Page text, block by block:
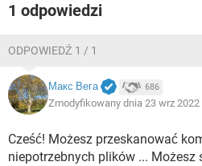
1 odpowiedzi
ODPOWIEDŹ 1 / 1
Макс Вега 686
Zmodyfikowany dnia 23 wrz 2022
Cześć! Możesz przeskanować
niepotrzebnych plików ... Możesz